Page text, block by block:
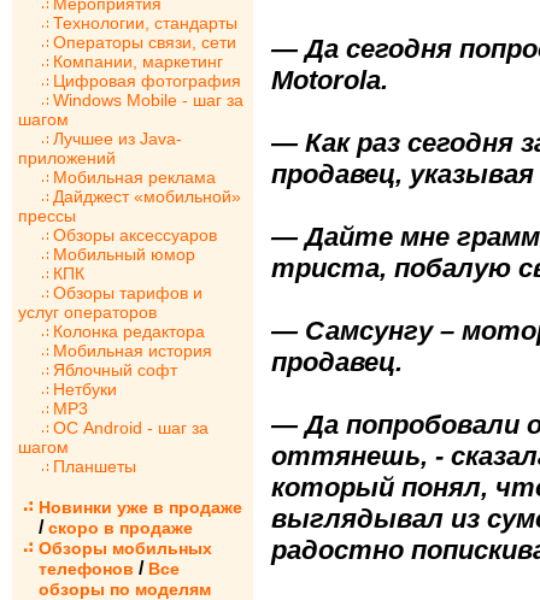
Технологии, стандарты
Операторы связи, сети
Компании, маркетинг
Цифровая фотография
Windows Mobile - шаг за
шагом
Лучшее из Java-
приложений
Мобильная реклама
Дайджест «мобильной»
прессы
Обзоры аксессуаров
Мобильный юмор
КПК
Обзоры тарифов и
услуг операторов
Колонка редактора
Мобильная история
Яблочный софт
Нетбуки
MP3
ОС Android - шаг за
шагом
Планшеты
Новинки уже в продаже
/ скоро в продаже
Обзоры мобильных
телефонов / Все
обзоры по моделям
— Да сегодня
Motorola.
— Как раз сегодня
продавец,
— Дайте мне грамм
триста, побалую
— Самсунгу –
продавец.
— Да попробовали
оттянешь, -
который понял,
выглядывал из
радостно